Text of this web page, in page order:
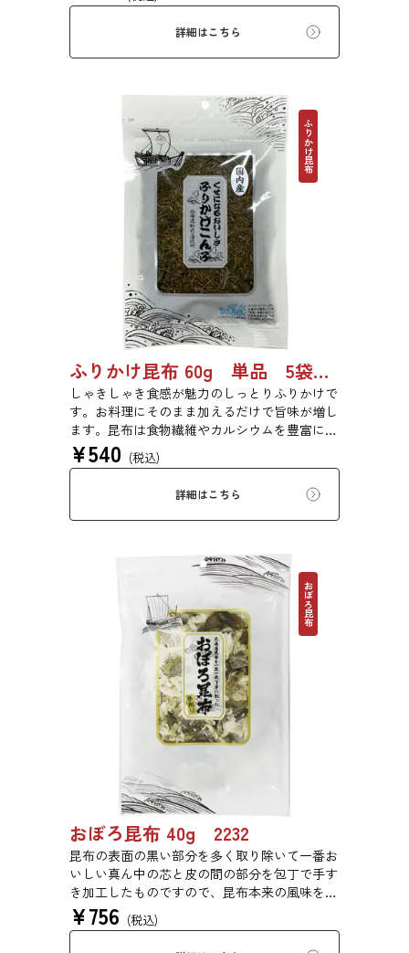
にお使いいただけます。
詳細はこちら
ふりかけ昆布
ふりかけ昆布 60g 単品 5袋セット 20袋セット 5102
しゃきしゃき食感が魅力のしっとりふりかけで
す。お料理にそのまま加えるだけで旨味が増し
ます。昆布は食物繊維やカルシウムを豊富に含
んでいるため、バランスのとれた食生活のため
にお使いいただけます。また、本商品は第20回
¥540 (税込)
詳細はこちら
おぼろ昆布
おぼろ昆布 40g 2232
昆布の表面の黒い部分を多く取り除いて一番お
いしい真ん中の芯と皮の間の部分を包丁で手す
き加工したものですので、昆布本来の風味をご
賞味いただけます。
¥756 (税込)